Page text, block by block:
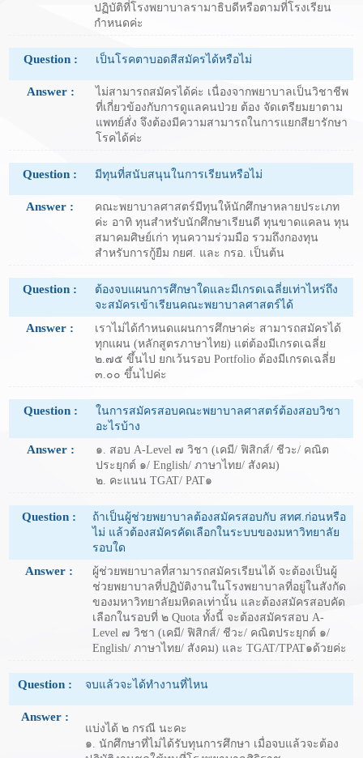
ปฏิบัติที่โรงพยาบาลรามาธิบดีหรือตามที่โรงเรียน
กำหนดค่ะ
Question : เป็นโรคตาบอดสีสมัครได้หรือไม่
Answer :
ไม่สามารถสมัครได้ค่ะ เนื่องจากพยาบาลเป็นวิชาชีพ
ที่เกี่ยวข้องกับการดูแลคนป่วย ต้อง จัดเตรียมยาตาม
แพทย์สั่ง จึงต้องมีความสามารถในการแยกสียารักษา
โรคได้ค่ะ
Question : มีทุนที่สนับสนุนในการเรียนหรือไม่
Answer :
คณะพยาบาลศาสตร์มีทุนให้นักศึกษาหลายประเภท
ค่ะ อาทิ ทุนสำหรับนักศึกษาเรียนดี ทุนขาดแคลน ทุน
สมาคมศิษย์เก่า ทุนความร่วมมือ รวมถึงกองทุน
สำหรับการกู้ยืม กยศ. และ กรอ. เป็นต้น
Question :
ต้องจบแผนการศึกษาใดและมีเกรดเฉลี่ยเท่าไหร่ถึง
จะสมัครเข้าเรียนคณะพยาบาลศาสตร์ได้
Answer :
เราไม่ได้กำหนดแผนการศึกษาค่ะ สามารถสมัครได้
ทุกแผน (หลักสูตรภาษาไทย) แต่ต้องมีเกรดเฉลี่ย
๒.๗๕ ขึ้นไป ยกเว้นรอบ Portfolio ต้องมีเกรดเฉลี่ย
๓.๐๐ ขึ้นไปค่ะ
Question :
ในการสมัครสอบคณะพยาบาลศาสตร์ต้องสอบวิชา
อะไรบ้าง
Answer :
๑. สอบ A-Level ๗ วิชา (เคมี/ ฟิสิกส์/ ชีวะ/ คณิต
ประยุกต์ ๑/ English/ ภาษาไทย/ สังคม)
๒. คะแนน TGAT/ PAT๑
Question :
ถ้าเป็นผู้ช่วยพยาบาลต้องสมัครสอบกับ สทศ.ก่อนหรือ
ไม่ แล้วต้องสมัครคัดเลือกในระบบของมหาวิทยาลัย
รอบใด
Answer :
ผู้ช่วยพยาบาลที่สามารถสมัครเรียนได้ จะต้องเป็นผู้
ช่วยพยาบาลที่ปฏิบัติงานในโรงพยาบาลที่อยู่ในสังกัด
ของมหาวิทยาลัยมหิดลเท่านั้น และต้องสมัครสอบคัด
เลือกในรอบที่ ๒ Quota ทั้งนี้ จะต้องสมัครสอบ A-
Level ๗ วิชา (เคมี/ ฟิสิกส์/ ชีวะ/ คณิตประยุกต์ ๑/
English/ ภาษาไทย/ สังคม) และ TGAT/TPAT๑ด้วยค่ะ
Question : จบแล้วจะได้ทำงานที่ไหน
Answer :
แบ่งได้ ๒ กรณี นะคะ
๑. นักศึกษาที่ไม่ได้รับทุนการศึกษา เมื่อจบแล้วจะต้อง